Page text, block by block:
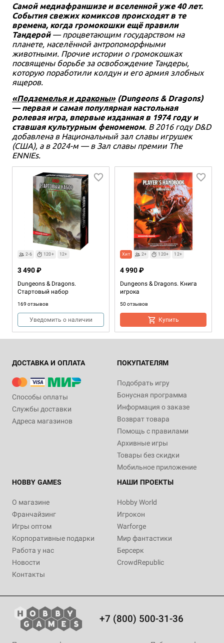
Самой медиафраншизе и вселенной уже 40 лет.
События свежих комиксов происходят в те
времена, когда громокошки ещё правили
Тандерой— процветающим государством на
планете, населённой антропоморфными
животными. Прочие истории о громокошках
посвящены борьбе за освобождение Тандеры,
которую поработили колдун и его армия злобных
ящеров.
«Подземелья и драконы»(Dungeons & Dragons)
— первая и самая популярная настольная
ролевая игра, впервые изданная в 1974 году и
ставшая культурным феноменом. В 2016 году D&D
добавлена в Национальный зал славы игрушек
(США), а в 2024-м — в Зал славы премии The
ENNIEs.
2-6 120+ 12+
Dungeons & Dragons.
Стартовый набор
169 отзывов
3 490 ₽
Уведомить о наличии
Хит 2+ 120+ 12+
Dungeons & Dragons. Книга
игрока
50 отзывов
4 990 ₽
Купить
Хит 12+ 12+
Энциклопедия чудовищ
12 отзывов
4 990 ₽
Уведомить о наличии
ДОСТАВКА И ОПЛАТА
Способы оплаты
Службы доставки
Адреса магазинов
ПОКУПАТЕЛЯМ
Подобрать игру
Бонусная программа
Информация о заказе
Возврат товара
Помощь с правилами
Архивные игры
Товары без скидки
Мобильное приложение
HOBBY GAMES
О магазине
Франчайзинг
Игры оптом
Корпоративные подарки
Работа у нас
Новости
Контакты
НАШИ ПРОЕКТЫ
Hobby World
Игрокон
Warforge
Мир фантастики
Берсерк
CrowdRepublic
+7 (800) 500-31-36